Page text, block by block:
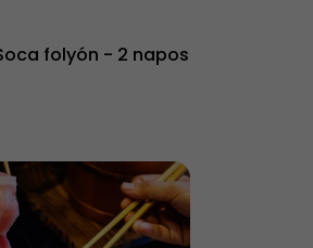
folyón - 2 napos